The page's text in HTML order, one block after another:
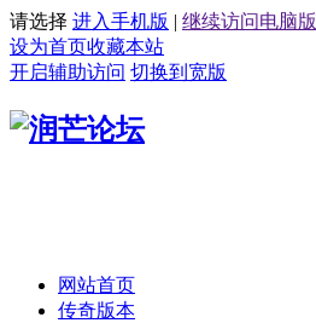
请选择 进入手机版 | 继续访问电脑版
设为首页收藏本站
开启辅助访问 切换到宽版
网站首页
传奇版本